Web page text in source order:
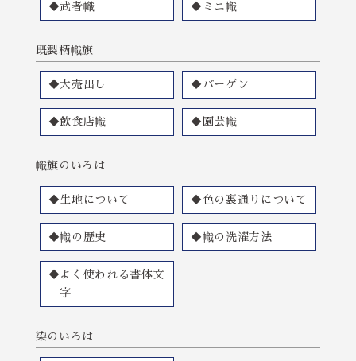
◆武者幟 ◆ミニ幟
既製柄幟旗
◆大売出し ◆バーゲン
◆飲食店幟 ◆園芸幟
幟旗のいろは
◆生地について ◆色の裏通りについて
◆幟の歴史 ◆幟の洗濯方法
◆よく使われる書体文
字
染のいろは